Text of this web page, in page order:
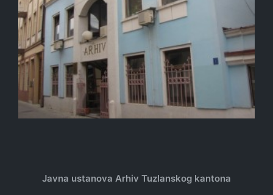
Javna ustanova Arhiv Tuzlanskog kantona